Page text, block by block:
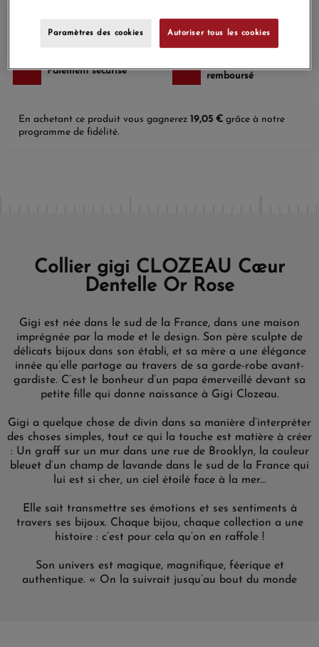
Livraison gratuite
Payez en 4x ou 10x
sans frais
Paiement sécurisé
remboursé
En achetant ce produit vous gagnerez 19,05 € grâce à notre
programme de fidélité.
Collier gigi CLOZEAU Cœur
Dentelle Or Rose
Gigi est née dans le sud de la France, dans une maison
imprégnée par la mode et le design. Son père sculpte de
délicats bijoux dans son établi, et sa mère a une élégance
innée qu’elle partage au travers de sa garde-robe avant-
gardiste. C’est le bonheur d’un papa émerveillé devant sa
petite fille qui donne naissance à Gigi Clozeau.
Gigi a quelque chose de divin dans sa manière d’interpréter
des choses simples, tout ce qui la touche est matière à créer
: Un graff sur un mur dans une rue de Brooklyn, la couleur
bleuet d’un champ de lavande dans le sud de la France qui
lui est si cher, un ciel étoilé face à la mer...
Elle sait transmettre ses émotions et ses sentiments à
travers ses bijoux. Chaque bijou, chaque collection a une
histoire : c’est pour cela qu’on en raffole !
Son univers est magique, magnifique, féerique et
authentique. « On la suivrait jusqu’au bout du monde
Paramètres des cookies Autoriser tous les cookies